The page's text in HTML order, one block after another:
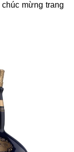
mừng trang